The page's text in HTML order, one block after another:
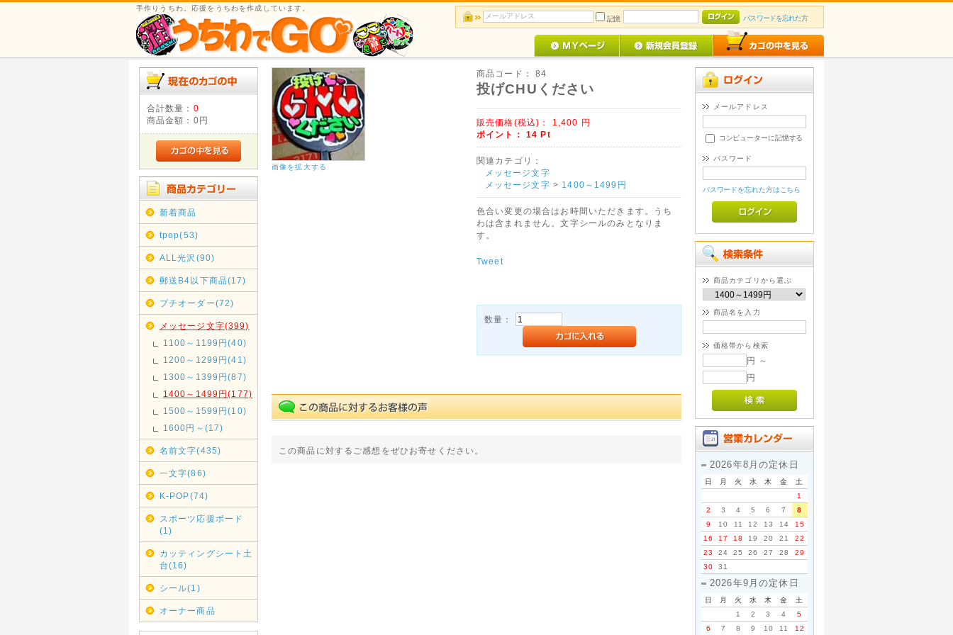
手作りうちわ。応援をうちわを作成しています。
記憶
パスワードを忘れた方
合計数量： 0
商品金額： 0円
新着商品
tpop(53)
ALL光沢(90)
郵送B4以下商品(17)
プチオーダー(72)
メッセージ文字(399)
1100～1199円(40)
1200～1299円(41)
1300～1399円(87)
1400～1499円(177)
1500～1599円(10)
1600円～(17)
名前文字(435)
一文字(86)
K-POP(74)
スポーツ応援ボード
(1)
カッティングシート土
台(16)
シール(1)
オーナー商品
画像を拡大する
商品コード： 84
投げCHUください
販売価格(税込)： 1,400 円
ポイント： 14 Pt
関連カテゴリ：
メッセージ文字
メッセージ文字 > 1400～1499円
色合い変更の場合はお時間いただきます。うち
わは含まれません。文字シールのみとなりま
す。
Tweet
数量：
この商品に対するご感想をぜひお寄せください。
メールアドレス
コンピューターに記憶する
パスワード
パスワードを忘れた方はこちら
商品カテゴリから選ぶ
商品名を入力
価格帯から検索
円 ～
円
2026年8月の定休日
日 月 火 水 木 金
土
1
2
3 4 5 6 7
8
9
10 11 12 13 14
15
16
17 18 19 20 21
22
23
24 25 26 27 28
29
30
31
2026年9月の定休日
日 月 火 水 木 金
土
1
2 3 4
5
6
7 8 9 10 11 12